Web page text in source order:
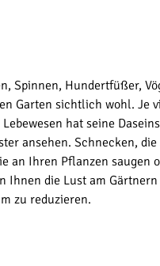
Spinnen, Hundertfüßer,
Garten sichtlich wohl. Je
hat seine
ansehen. Schnecken,
an Ihren Pflanzen saugen
die Lust am
zu reduzieren.